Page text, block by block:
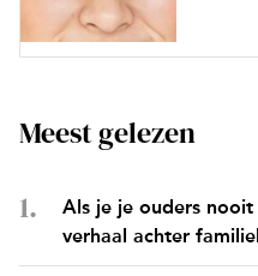
Meest gelezen
Als je je ouders
verhaal achter